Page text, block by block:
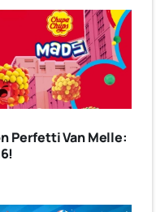
Perfetti Van Melle: